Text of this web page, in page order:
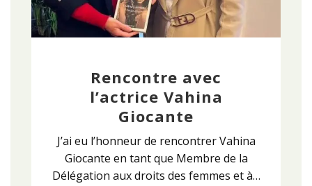
Rencontre avec
l’actrice Vahina
Giocante
J’ai eu l’honneur de rencontrer Vahina
Giocante en tant que Membre de la
Délégation aux droits des femmes et à…